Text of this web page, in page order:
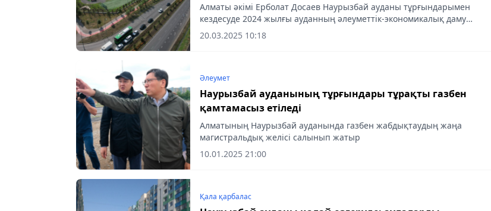
Алматы әкімі Ерболат Досаев Наурызбай ауданы тұрғындарымен
кездесуде 2024 жылғы ауданның әлеуметтік-экономикалық даму
қорытындысы оның экономикасының оң динамика көрсеткенін атап
өтті, деп...
20.03.2025 10:18
Әлеумет
Наурызбай ауданының тұрғындары тұрақты газбен
қамтамасыз етіледі
Алматының Наурызбай ауданында газбен жабдықтаудың жаңа
магистральдық желісі салынып жатыр
10.01.2025 21:00
Қала қарбалас